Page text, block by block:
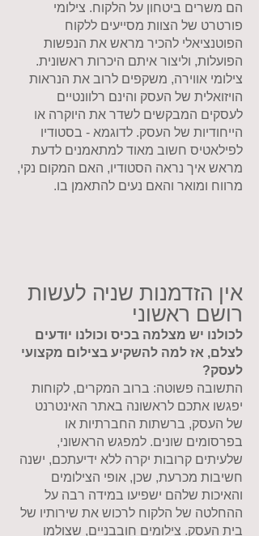
הם משרים ביטחון על הלקוח. צילומי
פורטרט של הצוות מסייעים ללקוח
הפוטנציאלי להכיר מראש את הנפשות
הפועלות, וליצור איתם היכרות ראשונית.
צילומי אווירה, משקפים לרוב את הנראות
הויזואלית של העסק והינם רלוונטיים
לעסקים המבקשים לשדר את היוקרה או
הייחודיות של העסק. לדוגמא - בסטודיו
לפילאטיס חשוב מאוד למתאמנים לדעת
מראש איך נראה הסטודיו, האם המקום נקי,
מרווח ומואר והאם נעים להתאמן בו.
אין הזדמנות שניה לעשות
רושם ראשוני
לכולנו יש מצלמה בכיס וכולנו יודעים
לצלם, אז למה להשקיע בצילום מקצועי
לעסק?
התשובה פשוטה: ברוב המקרים, לקוחות
יפגשו אתכם לראשונה באתר האינטרנט
של העסק, ברשתות החברתיות או
בפרסומים שונים. למפגש הראשוני,
שלעיתים קרובות יקרה ללא ידיעתכם, ישנה
חשיבות מכרעת, שכן, אופי הצילומים
והאיכות שלהם ישפיעו במידה רבה על
ההחלטה של הלקוח לרכוש את שירותיו של
בית העסק. צילומים חובבניים, שצולמו